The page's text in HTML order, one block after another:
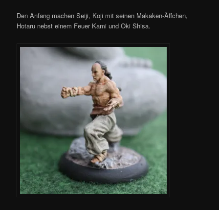
Den Anfang machen Seiji, Koji mit seinen Makaken-Äffchen,
Hotaru nebst einem Feuer Kami und Oki Shisa.